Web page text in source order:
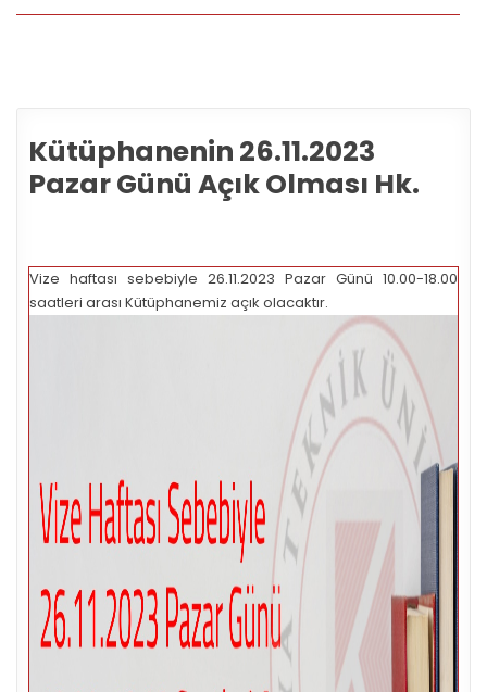
Kütüphanenin 26.11.2023
Pazar Günü Açık Olması Hk.
Vize haftası sebebiyle 26.11.2023 Pazar Günü 10.00-18.00
saatleri arası Kütüphanemiz açık olacaktır.